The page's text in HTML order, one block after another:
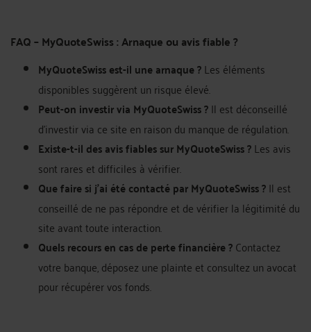
FAQ – MyQuoteSwiss : Arnaque ou avis fiable ?
MyQuoteSwiss est-il une arnaque ?Les éléments
disponibles suggèrent un risque élevé.
Peut-on investir via MyQuoteSwiss ?Il est déconseillé
d'investir via ce site en raison du manque de régulation.
Existe-t-il des avis fiables sur MyQuoteSwiss ?Les avis
sont rares et difficiles à vérifier.
Que faire si j’ai été contacté par MyQuoteSwiss ?Il est
conseillé de ne pas répondre et de vérifier la légitimité du
site avant toute interaction.
Quels recours en cas de perte financière ?Contactez
votre banque, déposez une plainte et consultez un avocat
pour récupérer vos fonds.